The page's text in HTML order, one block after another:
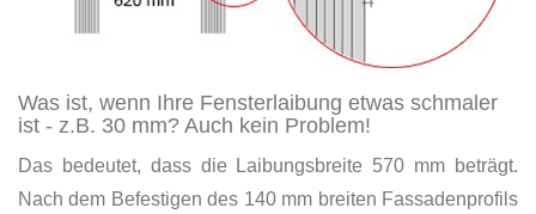
Was ist, wenn Ihre Fensterlaibung etwas schmaler
ist - z.B. 30 mm? Auch kein Problem!
Das bedeutet, dass die Laibungsbreite 570 mm beträgt.
Nach dem Befestigen des 140 mm breiten Fassadenprofils